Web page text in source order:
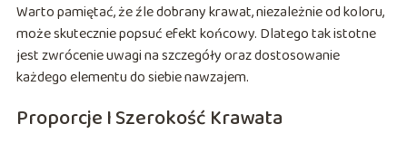
Warto pamiętać, że źle dobrany krawat, niezależnie od koloru,
może skutecznie popsuć efekt końcowy. Dlatego tak istotne
jest zwrócenie uwagi na szczegóły oraz dostosowanie
każdego elementu do siebie nawzajem.
Proporcje I Szerokość Krawata